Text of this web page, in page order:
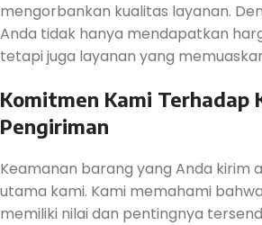
mengorbankan kualitas layanan.
Anda tidak hanya mendapatkan
tetapi juga layanan yang
Komitmen Kami Terhadap
Pengiriman
Keamanan barang yang Anda kirim
utama kami. Kami memahami
memiliki nilai dan pentingnya